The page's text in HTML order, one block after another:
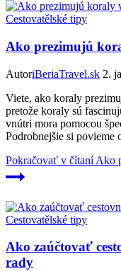
Cestovatělské tipy
Ako prezimujú
AutoriBeriaTravel.sk 2.
Viete, ako koraly
pretože koraly sú
vnútri mora pomocou
Podrobnejšie si povieme
Pokračovať v čítaníAko
Cestovatělské tipy
Ako zaúčtovať
rady